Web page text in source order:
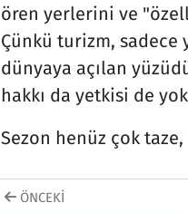
ören yerlerini ve
Çünkü turizm, sadece
dünyaya açılan
hakkı da yetkisi de
Sezon henüz çok
ÖNCEKI